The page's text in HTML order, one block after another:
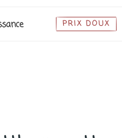
PRIX DOUX